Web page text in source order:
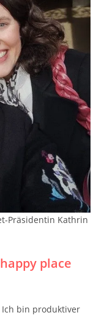
Präsidentin Kathrin
place
Ich bin produktiver